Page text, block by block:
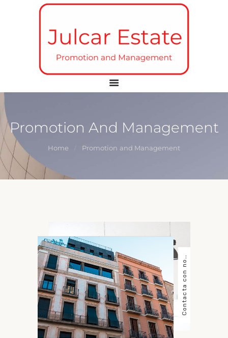
Promotion And Management
Home Promotion and Management
Gestión Patrimonial Operativa
FACILITY
SERVICES
PROMOTION AND
MANAGEMENT
C
o
n
t
a
c
t
a
c
o
n
n
o
s
o
t
r
o
s